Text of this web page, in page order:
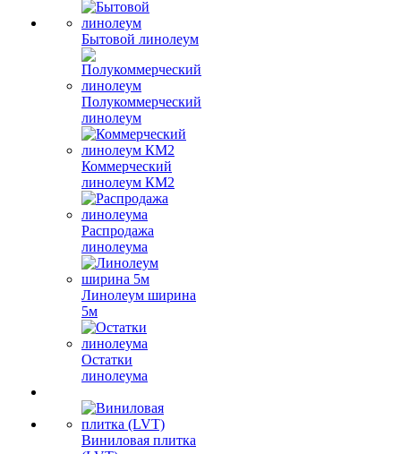
Бытовой линолеум
Полукоммерческий
линолеум
Коммерческий
линолеум КМ2
Распродажа
линолеума
Линолеум ширина
5м
Остатки
линолеума
Виниловая плитка